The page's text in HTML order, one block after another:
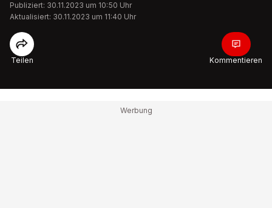
Publiziert: 30.11.2023 um 10:50 Uhr
Aktualisiert: 30.11.2023 um 11:40 Uhr
Teilen Kommentieren